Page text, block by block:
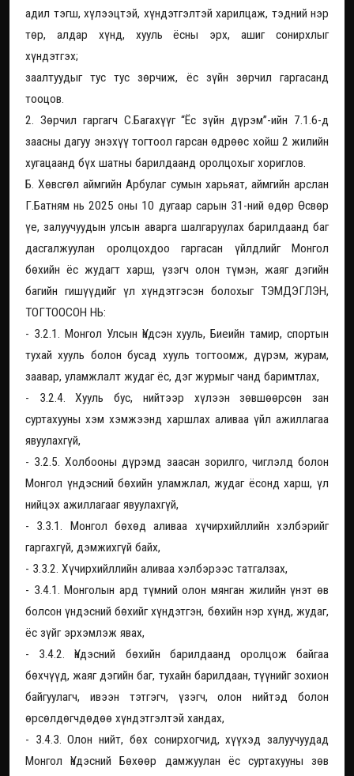
адил тэгш, хүлээцтэй, хүндэтгэлтэй харилцаж, тэдний нэр
төр, алдар хүнд, хууль ёсны эрх, ашиг сонирхлыг
хүндэтгэх;
заалтуудыг тус тус зөрчиж, ёс зүйн зөрчил гаргасанд
тооцов.
2. Зөрчил гаргагч С.Багахүүг “Ёс зүйн дүрэм”-ийн 7.1.6-д
заасны дагуу энэхүү тогтоол гарсан өдрөөс хойш 2 жилийн
хугацаанд бүх шатны барилдаанд оролцохыг хориглов.
Б. Хөвсгөл аймгийн Арбулаг сумын харьяат, аймгийн арслан
Г.Батням нь 2025 оны 10 дугаар сарын 31-ний өдөр Өсвөр
үе, залуучуудын улсын аварга шалгаруулах барилдаанд баг
дасгалжуулан оролцохдоо гаргасан үйлдлийг Монгол
бөхийн ёс жудагт харш, үзэгч олон түмэн, жаяг дэгийн
багийн гишүүдийг үл хүндэтгэсэн болохыг ТЭМДЭГЛЭН,
ТОГТООСОН НЬ:
- 3.2.1. Монгол Улсын Үндсэн хууль, Биеийн тамир, спортын
тухай хууль болон бусад хууль тогтоомж, дүрэм, журам,
заавар, уламжлалт жудаг ёс, дэг журмыг чанд баримтлах,
- 3.2.4. Хууль бус, нийтээр хүлээн зөвшөөрсөн зан
суртахууны хэм хэмжээнд харшлах аливаа үйл ажиллагаа
явуулахгүй,
- 3.2.5. Холбооны дүрэмд заасан зорилго, чиглэлд болон
Монгол үндэсний бөхийн уламжлал, жудаг ёсонд харш, үл
нийцэх ажиллагааг явуулахгүй,
- 3.3.1. Монгол бөхөд аливаа хүчирхийллийн хэлбэрийг
гаргахгүй, дэмжихгүй байх,
- 3.3.2. Хүчирхийллийн аливаа хэлбэрээс татгалзах,
- 3.4.1. Монголын ард түмний олон мянган жилийн үнэт өв
болсон үндэсний бөхийг хүндэтгэн, бөхийн нэр хүнд, жудаг,
ёс зүйг эрхэмлэж явах,
- 3.4.2. Үндэсний бөхийн барилдаанд оролцож байгаа
бөхчүүд, жаяг дэгийн баг, тухайн барилдаан, түүнийг зохион
байгуулагч, ивээн тэтгэгч, үзэгч, олон нийтэд болон
өрсөлдөгчдөдөө хүндэтгэлтэй хандах,
- 3.4.3. Олон нийт, бөх сонирхогчид, хүүхэд залуучуудад
Монгол Үндэсний Бөхөөр дамжуулан ёс суртахууны зөв